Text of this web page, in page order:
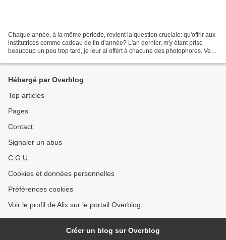
Chaque année, à la même période, revient la question cruciale: qu'offrir aux
institutrices comme cadeau de fin d'année? L'an dernier, m'y étant prise
beaucoup un peu trop tard, je leur ai offert à chacune des photophores. Verts
Hébergé par Overblog
Top articles
Pages
Contact
Signaler un abus
C.G.U.
Cookies et données personnelles
Préférences cookies
Voir le profil de Alix sur le portail Overblog
Créer un blog sur Overblog